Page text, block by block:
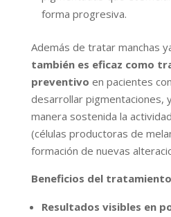
forma progresiva.
Además de tratar manchas
también es eficaz como
preventivo en pacientes
desarrollar pigmentaciones,
manera sostenida la
(células productoras de
formación de nuevas
Beneficios del
Resultados visibles en